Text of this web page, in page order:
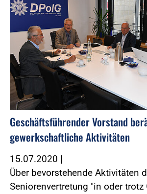
Geschäftsführender Vorstand
gewerkschaftliche Aktivitäten
15.07.2020 |
Über bevorstehende Aktivitäten
Seniorenvertretung "in oder trotz